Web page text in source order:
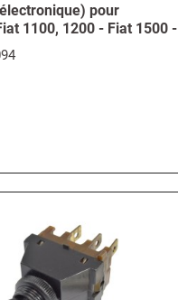
pour
1100, 1200 - Fiat 1500 -